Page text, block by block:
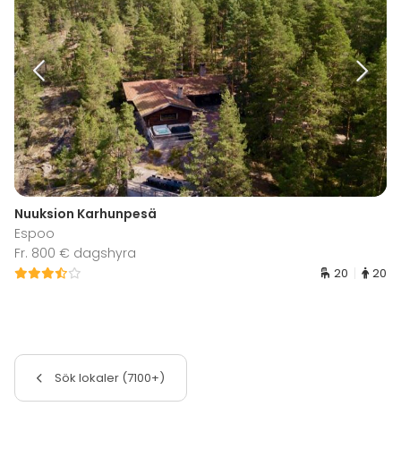
Nuuksion Karhunpesä
Espoo
Fr. 800 € dagshyra
20 20
Sök lokaler (7100+)